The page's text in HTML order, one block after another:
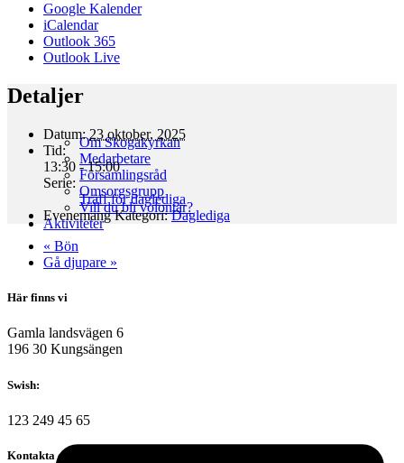
Om Skogakyrkan
Medarbetare
Församlingsråd
Omsorgsgrupp
Vill du bli volontär?
Aktiviteter
Google Kalender
iCalendar
Outlook 365
Outlook Live
Detaljer
Datum: 23 oktober, 2025
Tid:
13:30 - 15:00
Serie:
Träff för daglediga
Evenemang Kategori: Daglediga
« Bön
Gå djupare »
Här finns vi
Gamla landsvägen 6
196 30 Kungsängen
Swish:
123 249 45 65
Kontakta oss